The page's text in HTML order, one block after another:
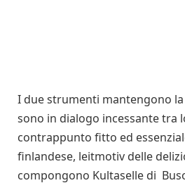
I due strumenti mantengono
sono in dialogo incessante tra
contrappunto fitto ed
finlandese, leitmotiv delle
compongono Kultaselle di